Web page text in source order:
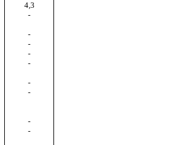
4,3
-
-
-
-
-
-
-
-
-